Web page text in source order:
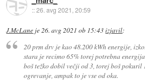
::26. avg 2021, 20:59
J.McLane je26. avg 2021 ob 15:43izjavil:
20 prm drv je kao 48.200 kWh energije,
stara je recimo 65% torej potrebna
boš težko dobil večji od 3, torej boš pokuril
ogrevanje, ampak to je vse od oka.